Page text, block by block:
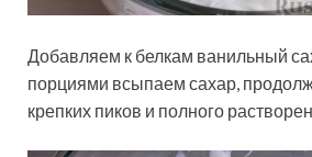
Добавляем к белкам ванильный
порциями всыпаем сахар,
крепких пиков и полного